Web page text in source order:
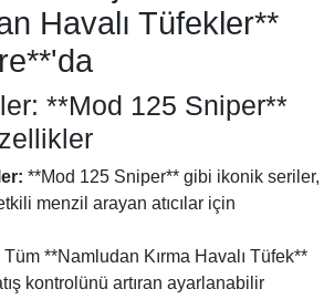
Havalı Tüfekler**
**Mod 125 Sniper**
**Mod 125 Sniper** gibi ikonik seriler,
menzil arayan atıcılar için
Tüm **Namludan Kırma Havalı Tüfek**
kontrolünü artıran ayarlanabilir